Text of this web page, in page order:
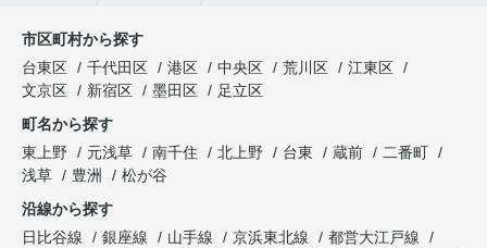
市区町村から探す
台東区
千代田区 港区 中央区 荒川区
江東区
文京区
新宿区 墨田区
足立区
町名から探す
東上野
元浅草 南千住 北上野 台東 蔵前
二番町
浅草
豊洲
松が谷
沿線から探す
日比谷線
銀座線 山手線 京浜東北線
都営大江戸線